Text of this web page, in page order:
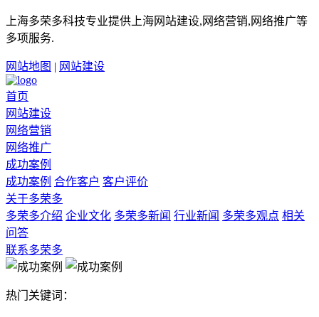
上海多荣多科技专业提供上海网站建设,网络营销,网络推广等
多项服务.
网站地图 | 网站建设
首页
网站建设
网络营销
网络推广
成功案例
成功案例 合作客户 客户评价
关于多荣多
多荣多介绍 企业文化 多荣多新闻 行业新闻 多荣多观点 相关
问答
联系多荣多
热门关键词：